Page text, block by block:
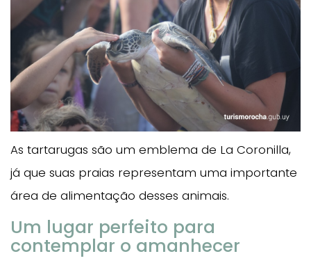
As tartarugas são um emblema de La Coronilla,
já que suas praias representam uma importante
área de alimentação desses animais.
Um lugar perfeito para
contemplar o amanhecer